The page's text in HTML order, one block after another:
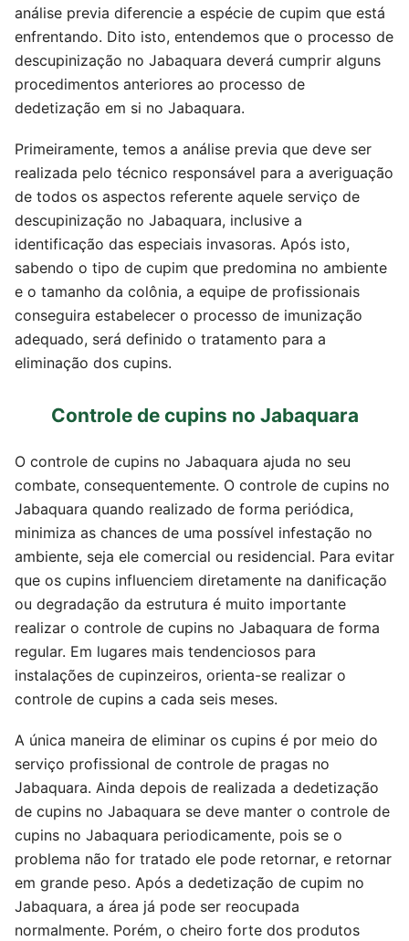
análise previa diferencie a espécie de cupim que está
enfrentando. Dito isto, entendemos que o processo de
descupinização no Jabaquara deverá cumprir alguns
procedimentos anteriores ao processo de
dedetização em si no Jabaquara.
Primeiramente, temos a análise previa que deve ser
realizada pelo técnico responsável para a averiguação
de todos os aspectos referente aquele serviço de
descupinização no Jabaquara, inclusive a
identificação das especiais invasoras. Após isto,
sabendo o tipo de cupim que predomina no ambiente
e o tamanho da colônia, a equipe de profissionais
conseguira estabelecer o processo de imunização
adequado, será definido o tratamento para a
eliminação dos cupins.
Controle de cupins no Jabaquara
O controle de cupins no Jabaquara ajuda no seu
combate, consequentemente. O controle de cupins no
Jabaquara quando realizado de forma periódica,
minimiza as chances de uma possível infestação no
ambiente, seja ele comercial ou residencial. Para evitar
que os cupins influenciem diretamente na danificação
ou degradação da estrutura é muito importante
realizar o controle de cupins no Jabaquara de forma
regular. Em lugares mais tendenciosos para
instalações de cupinzeiros, orienta-se realizar o
controle de cupins a cada seis meses.
A única maneira de eliminar os cupins é por meio do
serviço profissional de controle de pragas no
Jabaquara. Ainda depois de realizada a dedetização
de cupins no Jabaquara se deve manter o controle de
cupins no Jabaquara periodicamente, pois se o
problema não for tratado ele pode retornar, e retornar
em grande peso. Após a dedetização de cupim no
Jabaquara, a área já pode ser reocupada
normalmente. Porém, o cheiro forte dos produtos